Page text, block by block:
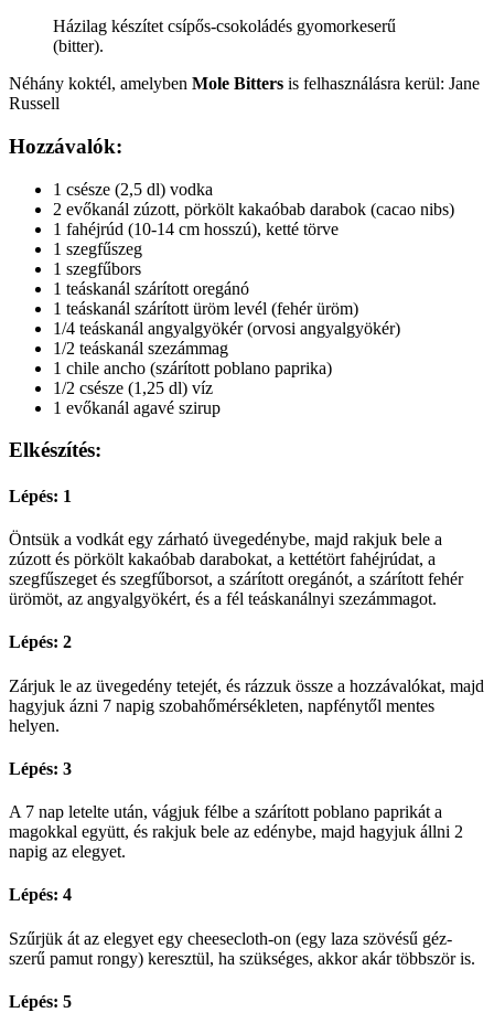
Házilag készítet csípős-csokoládés gyomorkeserű
(bitter).
Néhány koktél, amelyben Mole Bitters is felhasználásra kerül: Jane
Russell
Hozzávalók:
1 csésze (2,5 dl) vodka
2 evőkanál zúzott, pörkölt kakaóbab darabok (cacao nibs)
1 fahéjrúd (10-14 cm hosszú), ketté törve
1 szegfűszeg
1 szegfűbors
1 teáskanál szárított oregánó
1 teáskanál szárított üröm levél (fehér üröm)
1/4 teáskanál angyalgyökér (orvosi angyalgyökér)
1/2 teáskanál szezámmag
1 chile ancho (szárított poblano paprika)
1/2 csésze (1,25 dl) víz
1 evőkanál agavé szirup
Elkészítés:
Lépés: 1
Öntsük a vodkát egy zárható üvegedénybe, majd rakjuk bele a
zúzott és pörkölt kakaóbab darabokat, a kettétört fahéjrúdat, a
szegfűszeget és szegfűborsot, a szárított oregánót, a szárított fehér
ürömöt, az angyalgyökért, és a fél teáskanálnyi szezámmagot.
Lépés: 2
Zárjuk le az üvegedény tetejét, és rázzuk össze a hozzávalókat, majd
hagyjuk ázni 7 napig szobahőmérsékleten, napfénytől mentes
helyen.
Lépés: 3
A 7 nap letelte után, vágjuk félbe a szárított poblano paprikát a
magokkal együtt, és rakjuk bele az edénybe, majd hagyjuk állni 2
napig az elegyet.
Lépés: 4
Szűrjük át az elegyet egy cheesecloth-on (egy laza szövésű géz-
szerű pamut rongy) keresztül, ha szükséges, akkor akár többször is.
Lépés: 5